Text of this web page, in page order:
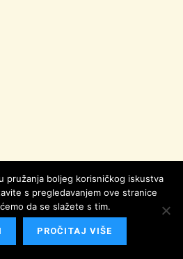
pružanja boljeg korisničkog iskustva
s pregledavanjem ove stranice
da se slažete s tim.
PROČITAJ VIŠE